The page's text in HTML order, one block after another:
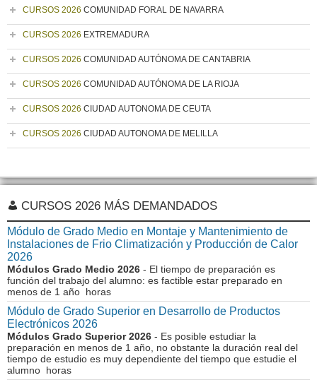
CURSOS 2026 COMUNIDAD FORAL DE NAVARRA
CURSOS 2026 EXTREMADURA
CURSOS 2026 COMUNIDAD AUTÓNOMA DE CANTABRIA
CURSOS 2026 COMUNIDAD AUTÓNOMA DE LA RIOJA
CURSOS 2026 CIUDAD AUTONOMA DE CEUTA
CURSOS 2026 CIUDAD AUTONOMA DE MELILLA
CURSOS 2026 MÁS DEMANDADOS
Módulo de Grado Medio en Montaje y Mantenimiento de
Instalaciones de Frio Climatización y Producción de Calor
2026
Módulos Grado Medio 2026 - El tiempo de preparación es
función del trabajo del alumno: es factible estar preparado en
menos de 1 año horas
Módulo de Grado Superior en Desarrollo de Productos
Electrónicos 2026
Módulos Grado Superior 2026 - Es posible estudiar la
preparación en menos de 1 año, no obstante la duración real del
tiempo de estudio es muy dependiente del tiempo que estudie el
alumno horas